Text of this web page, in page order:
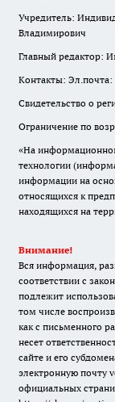
Учредитель:
Владимирович
Главный редактор:
Контакты: Эл.почта:
Свидетельство о
Ограничение по
«На
технологии
информации на
относящихся к
находящихся на
Внимание!
Вся информация,
соответствии с
подлежит
том числе
как с письменного
несет
сайте и его
электронную почту
официальных